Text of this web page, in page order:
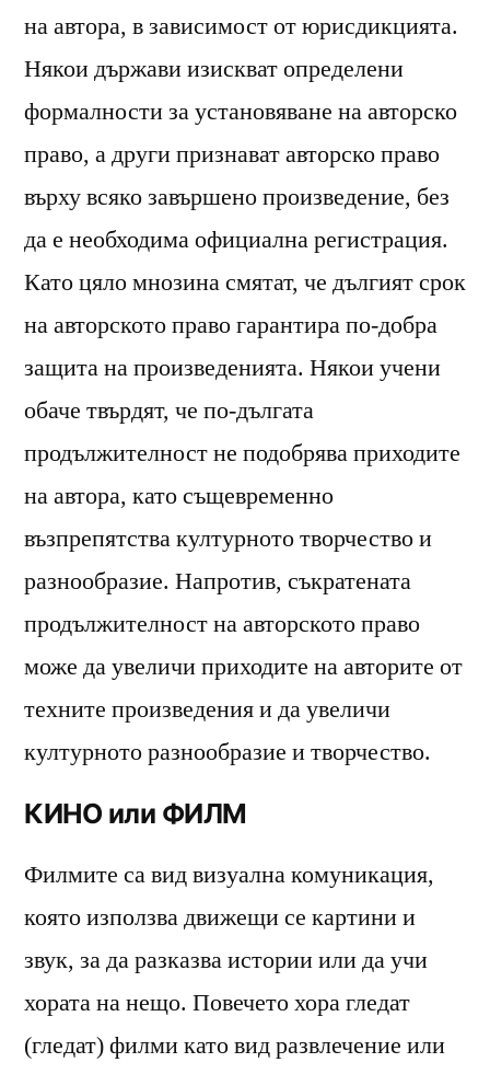
на автора, в зависимост от юрисдикцията.
Някои държави изискват определени
формалности за установяване на авторско
право, а други признават авторско право
върху всяко завършено произведение, без
да е необходима официална регистрация.
Като цяло мнозина смятат, че дългият срок
на авторското право гарантира по-добра
защита на произведенията. Някои учени
обаче твърдят, че по-дългата
продължителност не подобрява приходите
на автора, като същевременно
възпрепятства културното творчество и
разнообразие. Напротив, съкратената
продължителност на авторското право
може да увеличи приходите на авторите от
техните произведения и да увеличи
културното разнообразие и творчество.
КИНО или ФИЛМ
Филмите са вид визуална комуникация,
която използва движещи се картини и
звук, за да разказва истории или да учи
хората на нещо. Повечето хора гледат
(гледат) филми като вид развлечение или